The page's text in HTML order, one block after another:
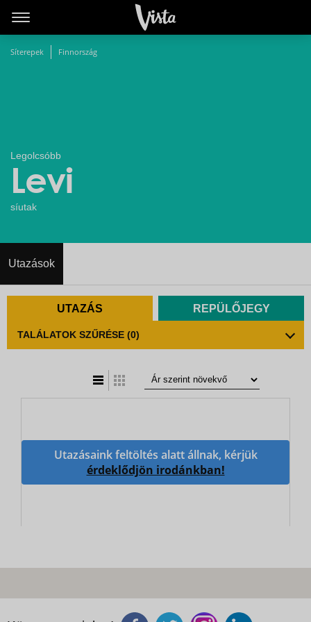
Síterepek Finnország
Legolcsóbb
Levi
síutak
Utazások
UTAZÁS REPÜLŐJEGY
TALÁLATOK SZŰRÉSE (0)
Utazásaink feltöltés alatt állnak, kérjük
érdeklődjön irodánkban!